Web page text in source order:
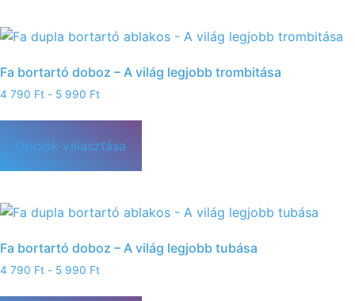
Fa bortartó doboz – A világ legjobb trombitása
4 790 Ft - 5 990 Ft
Opciók választása
Fa bortartó doboz – A világ legjobb tubása
4 790 Ft - 5 990 Ft